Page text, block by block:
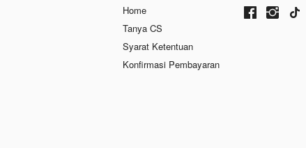
Home
Tanya CS
Syarat Ketentuan
Konfirmasi Pembayaran